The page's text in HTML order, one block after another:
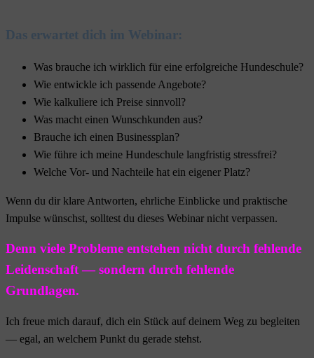
Das erwartet dich im Webinar:
Was brauche ich wirklich für eine erfolgreiche Hundeschule?
Wie entwickle ich passende Angebote?
Wie kalkuliere ich Preise sinnvoll?
Was macht einen Wunschkunden aus?
Brauche ich einen Businessplan?
Wie führe ich meine Hundeschule langfristig stressfrei?
Welche Vor- und Nachteile hat ein eigener Platz?
Wenn du dir klare Antworten, ehrliche Einblicke und praktische
Impulse wünschst, solltest du dieses Webinar nicht verpassen.
Denn viele Probleme entstehen nicht durch fehlende
Leidenschaft — sondern durch fehlende
Grundlagen.
Ich freue mich darauf, dich ein Stück auf deinem Weg zu begleiten
— egal, an welchem Punkt du gerade stehst.